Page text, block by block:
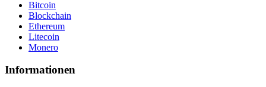
Bitcoin
Blockchain
Ethereum
Litecoin
Monero
Informationen